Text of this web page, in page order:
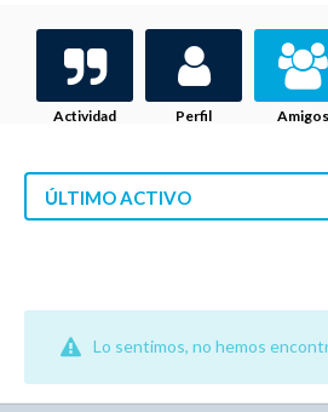
Actividad Perfil Amigos
ÚLTIMO ACTIVO
Lo sentimos, no hemos